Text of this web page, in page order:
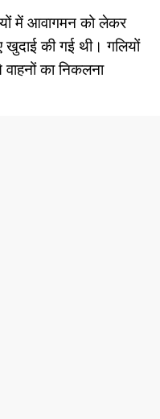
में आवागमन को लेकर
खुदाई की गई थी। गलियों
का निकलना